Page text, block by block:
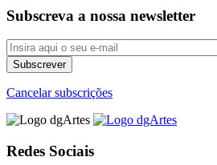
Subscreva a nossa newsletter
Cancelar subscrições
Redes Sociais